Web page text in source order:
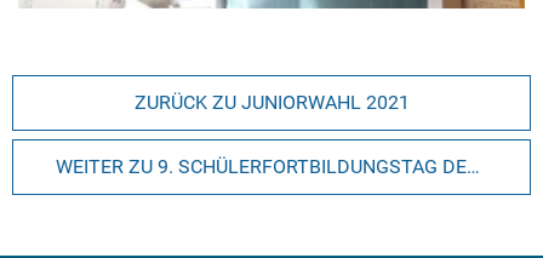
ZURÜCK ZU JUNIORWAHL 2021
WEITER ZU 9. SCHÜLERFORTBILDUNGSTAG DES FACHNETZWERKES SCHÜLERFIRMEN